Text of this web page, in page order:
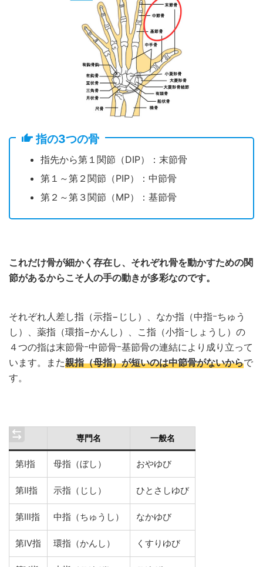
指の3つの骨
指先から第１関節（DIP）：末節骨
第１～第２関節（PIP）：中節骨
第２～第３関節（MP）：基節骨
これだけ骨が細かく存在し、それぞれ骨を動かすための関
節があるからこそ人の手の動きが多彩なのです。
それぞれ人差し指（示指−じし）、なか指（中指ｰちゅう
し）、薬指（環指−かんし）、こ指（小指ｰしょうし）の
４つの指は末節骨ｰ中節骨ｰ基節骨の連結により成り立って
います。また親指（母指）が短いのは中節骨がないからで
す。
専門名 一般名
第Ⅰ指 母指（ぼし） おやゆび
第Ⅱ指 示指（じし） ひとさしゆび
第Ⅲ指 中指（ちゅうし） なかゆび
第Ⅳ指 環指（かんし） くすりゆび